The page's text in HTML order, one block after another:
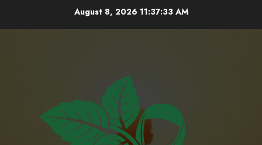
August 8, 2026 11:37:33 AM